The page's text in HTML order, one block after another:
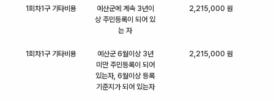
1회차1구 기타비용
예산군에 계속 3년이
상 주민등록이 되어 있
는 자
2,215,000 원
1회차1구 기타비용
예산군 6월이상 3년
미만 주민등록이 되어
있는자, 6월이상 등록
기준지가 되어 있는자
2,215,000 원